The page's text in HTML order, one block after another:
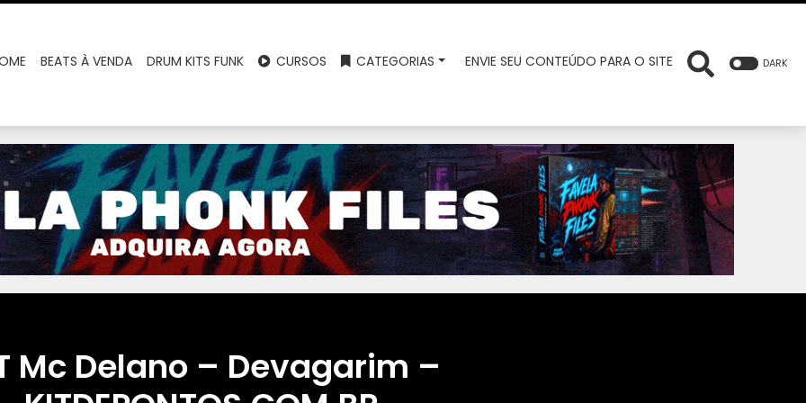
BEATS À VENDA DRUM KITS FUNK CURSOS CATEGORIAS ENVIE SEU CONTEÚDO PARA O SITE DARK
Mc Delano – Devagarim –